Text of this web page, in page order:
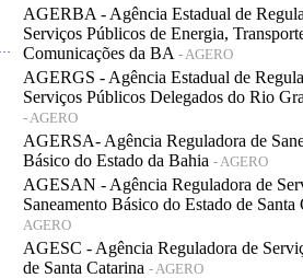
AGERBA - Agência Estadual de
Serviços Públicos de Energia,
Comunicações da BA - AGERO
AGERGS - Agência Estadual de
Serviços Públicos Delegados do Rio
- AGERO
AGERSA- Agência Reguladora de
Básico do Estado da Bahia - AGERO
AGESAN - Agência Reguladora de
Saneamento Básico do Estado de Santa
AGERO
AGESC - Agência Reguladora de
de Santa Catarina - AGERO